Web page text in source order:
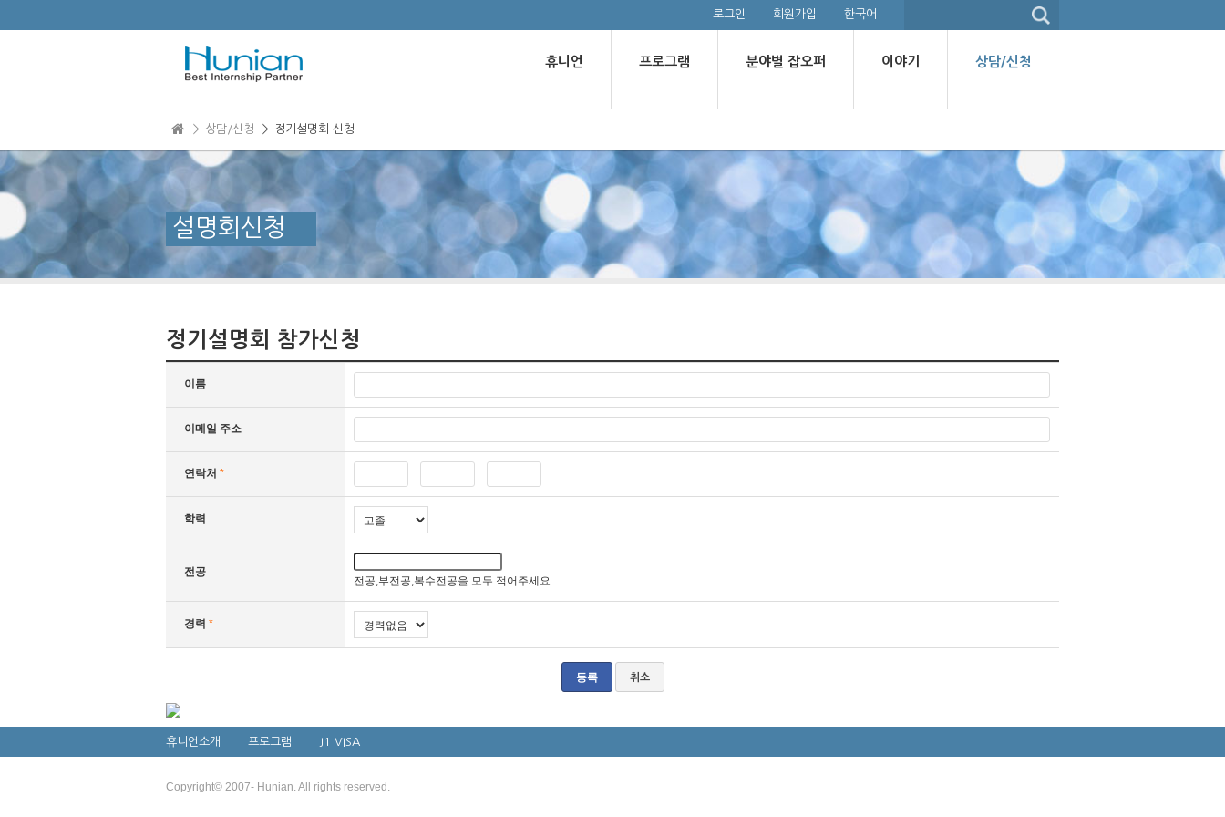
한국어
로그인 회원가입
휴니언 프로그램 분야별 잡오퍼 이야기 상담/신청
＞ 상담/신청 ＞ 정기설명회 신청
설명회신청
정기설명회 참가신청
이름
이메일 주소
연락처 *
학력
전공
전공,부전공,복수전공을 모두 적어주세요.
경력 *
취소
휴니언소개 프로그램 J1 VISA
Copyright© 2007- Hunian. All rights reserved.